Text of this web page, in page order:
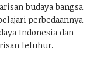
budaya bangsa
perbedaannya
Indonesia dan
leluhur.